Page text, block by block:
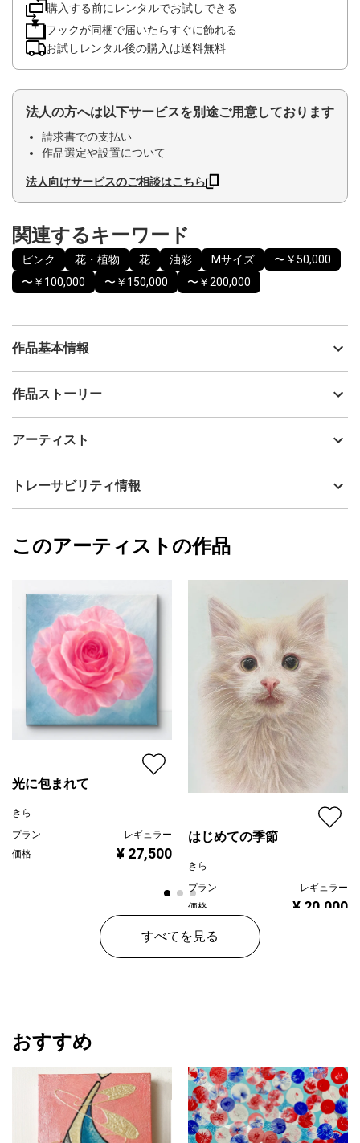
購入する前にレンタルでお試しできる
フックが同梱で届いたらすぐに飾れる
お試しレンタル後の購入は送料無料
法人の方へは以下サービスを別途ご用意しております
請求書での支払い
作品選定や設置について
法人向けサービスのご相談はこちら
関連するキーワード
ピンク 花・植物 花 油彩 Mサイズ
〜￥50,000
〜￥100,000
〜￥150,000 〜￥200,000
作品基本情報
出品者
制作年
油彩
カラー
ピンク
作品ストーリー
わせもつ静かな暁光を受けて咲くダリアと、ささやかな希望を胸
アーティスト
きら
フォローする
トレーサビリティ情報
きら
このアーティストの作品
光に包まれて
きら
プラン
レギュラー
価格
¥ 27,500
はじめての季節
きら
プラン
レギュラー
価格
¥ 20,000
すべてを見る
おすすめ